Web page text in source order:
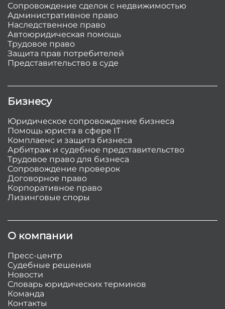
Сопровождение сделок с недвижимостью
Административное право
Наследственное право
Автоюридическая помощь
Трудовое право
Защита прав потребителей
Представительство в суде
Бизнесу
Юридическое сопровождение бизнеса
Помощь юриста в сфере IT
Комплаенс и защита бизнеса
Арбитраж и судебное представительство
Трудовое право для бизнеса
Сопровождение проверок
Договорное право
Корпоративное право
Лизинговые споры
О компании
Пресс-центр
Судебные решения
Новости
Словарь юридических терминов
Команда
Контакты